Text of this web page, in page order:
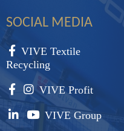
SOCIAL MEDIA
VIVE Textile
Recycling
VIVE Profit
VIVE Group